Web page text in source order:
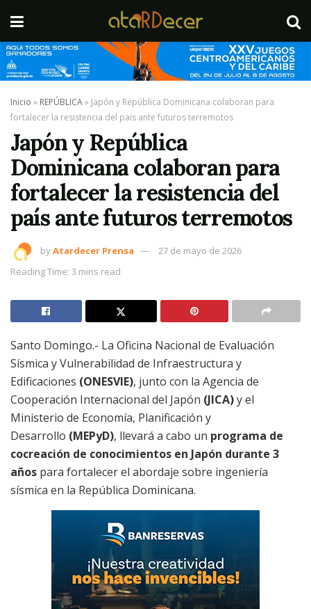
Inicio » REPÚBLICA» Japón y República Dominicana colaboran para
fortalecer la resistencia del país ante futuros terremotos
Japón y República
Dominicana colaboran para
fortalecer la resistencia del
país ante futuros terremotos
byAtardecer Prensa
27 de mayo de 2026
Reading Time: 3 mins read
Santo Domingo.- La Oficina Nacional de Evaluación
Sísmica y Vulnerabilidad de Infraestructura y
Edificaciones (ONESVIE), junto con la Agencia de
Cooperación Internacional del Japón (JICA)y el
Ministerio de Economía, Planificación y
Desarrollo (MEPyD), llevará a cabo un programa de
cocreación de conocimientos en Japón durante 3
años para fortalecer el abordaje sobre ingeniería
sísmica en la República Dominicana.